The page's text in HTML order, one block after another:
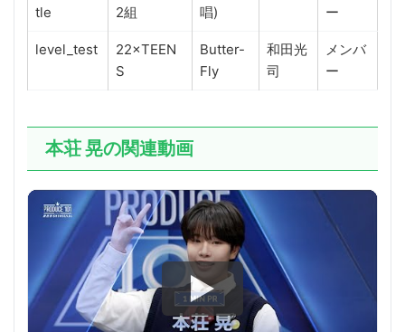
tle
2組
唱)
ー
level_test
22×TEEN
S
Butter-
Fly
和田光
司
メンバ
ー
本荘 晃の関連動画